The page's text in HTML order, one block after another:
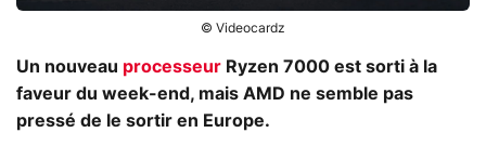
© Videocardz
Un nouveau processeur Ryzen 7000 est sorti à la
faveur du week-end, mais AMD ne semble pas
pressé de le sortir en Europe.